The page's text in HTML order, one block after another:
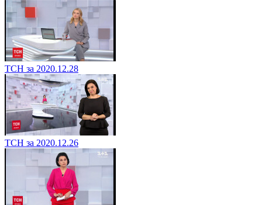
ТСН за 2020.12.28
ТСН за 2020.12.26